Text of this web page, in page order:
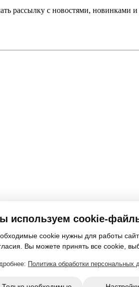
рассылку с новостями, новинками
используем cookie-
cookie нужны для работы
Вы можете принять все cookie,
Политика обработки персональных